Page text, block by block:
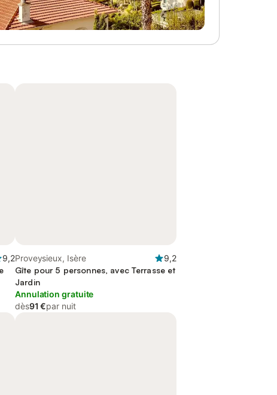
9,2Proveysieux, Isère
9,2
Gîte pour 5 personnes, avec Terrasse et
Jardin
Annulation gratuite
dès91 €par nuit